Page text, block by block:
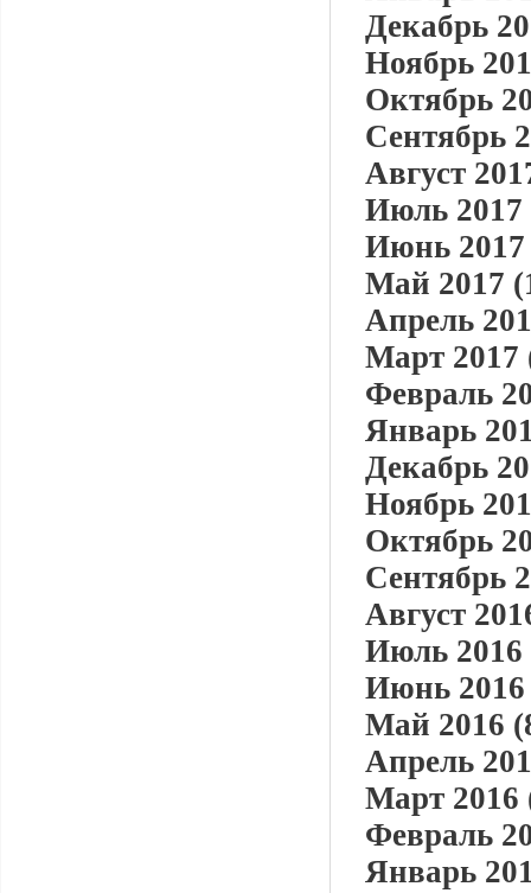
Декабрь
Ноябрь
Октябрь
Сентябрь
Август
Июль 2017
Июнь 2017
Май 2017
Апрель
Март 2017
Февраль
Январь
Декабрь
Ноябрь
Октябрь
Сентябрь
Август
Июль 2016
Июнь 2016
Май 2016
Апрель
Март 2016
Февраль
Январь